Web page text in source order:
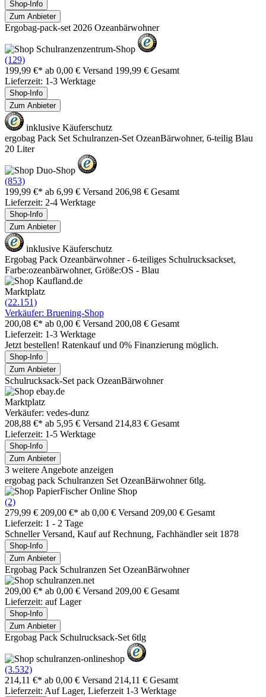
Shop-Info
Zum Anbieter
Ergobag-pack-set 2026 Ozeanbärwohner
(129)
199,99 €* ab 0,00 € Versand 199,99 € Gesamt
Lieferzeit: 1-3 Werktage
Shop-Info
Zum Anbieter
inklusive Käuferschutz
ergobag Pack Set Schulranzen-Set OzeanBärwohner, 6-teilig Blau
20 Liter
(853)
199,99 €* ab 6,99 € Versand 206,98 € Gesamt
Lieferzeit: 2-4 Werktage
Shop-Info
Zum Anbieter
inklusive Käuferschutz
Ergobag Pack Ozeanbärwohner - 6-teiliges Schulrucksackset,
Farbe:ozeanbärwohner, Größe:OS - Blau
Marktplatz
(22.151)
Verkäufer: Bruening-Shop
200,08 €* ab 0,00 € Versand 200,08 € Gesamt
Lieferzeit: 1-3 Werktage
Jetzt bestellen! Ratenkauf und 0% Finanzierung möglich.
Shop-Info
Zum Anbieter
Schulrucksack-Set pack OzeanBärwohner
Marktplatz
Verkäufer: vedes-dunz
208,88 €* ab 5,95 € Versand 214,83 € Gesamt
Lieferzeit: 1-5 Werktage
Shop-Info
Zum Anbieter
3 weitere Angebote anzeigen
ergobag pack Schulranzen Set OzeanBärwohner 6tlg.
(2)
279,99 € 209,00 €* ab 0,00 € Versand 209,00 € Gesamt
Lieferzeit: 1 - 2 Tage
Schneller Versand, Kauf auf Rechnung, Fachhändler seit 1878
Shop-Info
Zum Anbieter
Ergobag Pack Schulranzen Set OzeanBärwohner
209,00 €* ab 0,00 € Versand 209,00 € Gesamt
Lieferzeit: auf Lager
Shop-Info
Zum Anbieter
Ergobag Pack Schulrucksack-Set 6tlg
(3.532)
214,11 €* ab 0,00 € Versand 214,11 € Gesamt
Lieferzeit: Auf Lager, Lieferzeit 1-3 Werktage